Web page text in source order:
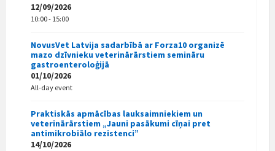
12/09/2026
10:00 - 15:00
NovusVet Latvija sadarbībā ar Forza10 organizē
mazo dzīvnieku veterinārārstiem semināru
gastroenteroloģijā
01/10/2026
All-day event
Praktiskās apmācības lauksaimniekiem un
veterinārārstiem „Jauni pasākumi cīņai pret
antimikrobiālo rezistenci”
14/10/2026